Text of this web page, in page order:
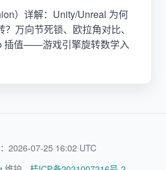
）详解：Unity/Unreal 为何
万向节死锁、欧拉角对比、
插值——游戏引擎旋转数学入
2026-07-25 16:02 UTC